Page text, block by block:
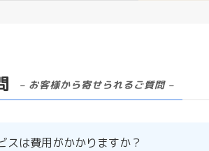
– お客様から寄せられるご質問 –
スは費用がかかりますか？